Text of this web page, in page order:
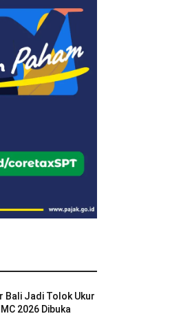
Bali Jadi Tolok Ukur
2026 Dibuka